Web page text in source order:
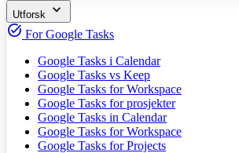
Utforsk expand_more
task_alt For Google Tasks
Google Tasks i Calendar
Google Tasks vs Keep
Google Tasks for Workspace
Google Tasks for prosjekter
Google Tasks in Calendar
Google Tasks for Workspace
Google Tasks for Projects